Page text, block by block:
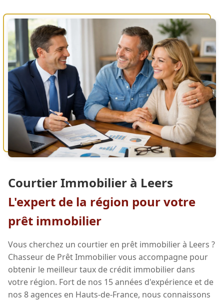
Courtier Immobilier à Leers
L'expert de la région pour votre
prêt immobilier
Vous cherchez un courtier en prêt immobilier à Leers ?
Chasseur de Prêt Immobilier vous accompagne pour
obtenir le meilleur taux de crédit immobilier dans
votre région. Fort de nos 15 années d'expérience et de
nos 8 agences en Hauts-de-France, nous connaissons